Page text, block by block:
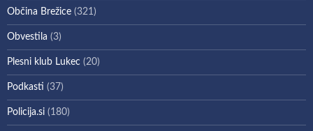
Občina Brežice (321)
Obvestila (3)
Plesni klub Lukec (20)
Podkasti (37)
Policija.si (180)